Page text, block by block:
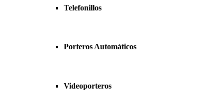
Telefonillos
Porteros Automáticos
Videoporteros